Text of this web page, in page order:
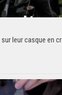
leur casque en